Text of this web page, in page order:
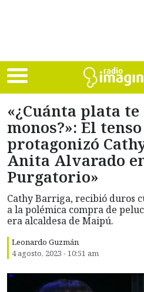
«¿Cuánta plata
monos?»: El
protagonizó
Anita Alvarado
Purgatorio»
Cathy Barriga, recibió duros
a la polémica compra de
era alcaldesa de Maipú.
Leonardo Guzmán
4 agosto, 2023 - 10:51 am